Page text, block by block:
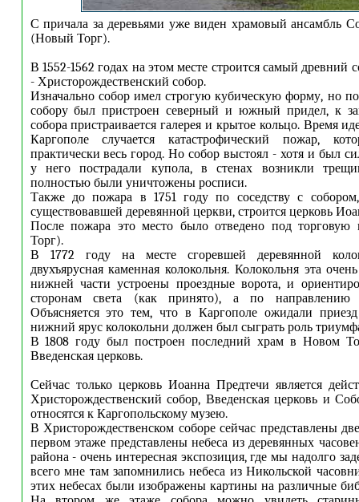
С причала за деревьями уже виден храмовый ансамбль
(Новый Торг).
В 1552-1562 годах на этом месте строится самый древний
- Христорождественский собор.
Изначально собор имел строгую кубическую форму, но
собору был пристроен северный и южный придел, к
собора пристраивается галерея и крытое кольцо. Время
Каргополе случается катастрофический пожар,
практически весь город. Но собор выстоял - хотя и был
у него пострадали купола, в стенах возникли
полностью были уничтожены росписи.
Также до пожара в 1751 году по соседству с
существовавшей деревянной церкви, строится церковь
После пожара это место было отведено под
Торг).
В 1772 году на месте сгоревшей деревянной
двухъярусная каменная колокольня. Колокольня эта
нижней части устроены проездные ворота, и
сторонам света (как принято), а по направлению
Объясняется это тем, что в Каргополе ожидали
нижний ярус колокольни должен был сыграть роль
В 1808 году был построен последний храм в Новом
Введенская церковь.
Сейчас только церковь Иоанна Предтечи является
Христорождественский собор, Введенская церковь и
относятся к Каргопольскому музею.
В Христорождественском соборе сейчас представлены
первом этаже представлены небеса из деревянных
района - очень интересная экспозиция, где мы надолго
всего мне там запомнились небеса из Никольской
этих небесах были изображены картины на различные